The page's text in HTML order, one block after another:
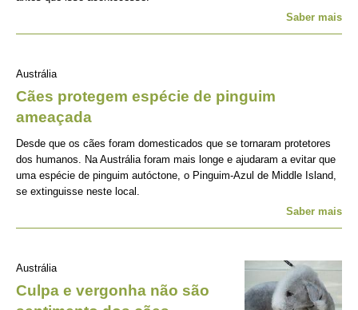
Saber mais
Austrália
Cães protegem espécie de pinguim
ameaçada
Desde que os cães foram domesticados que se tornaram protetores
dos humanos. Na Austrália foram mais longe e ajudaram a evitar que
uma espécie de pinguim autóctone, o Pinguim-Azul de Middle Island,
se extinguisse neste local.
Saber mais
Austrália
Culpa e vergonha não são